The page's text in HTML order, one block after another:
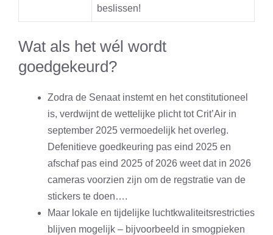
beslissen!
Wat als het wél wordt
goedgekeurd?
Zodra de Senaat instemt en het constitutioneel
is, verdwijnt de wettelijke plicht tot Crit’Air in
september 2025 vermoedelijk het overleg.
Defenitieve goedkeuring pas eind 2025 en
afschaf pas eind 2025 of 2026 weet dat in 2026
cameras voorzien zijn om de regstratie van de
stickers te doen….
Maar lokale en tijdelijke luchtkwaliteitsrestricties
blijven mogelijk – bijvoorbeeld in smogpieken